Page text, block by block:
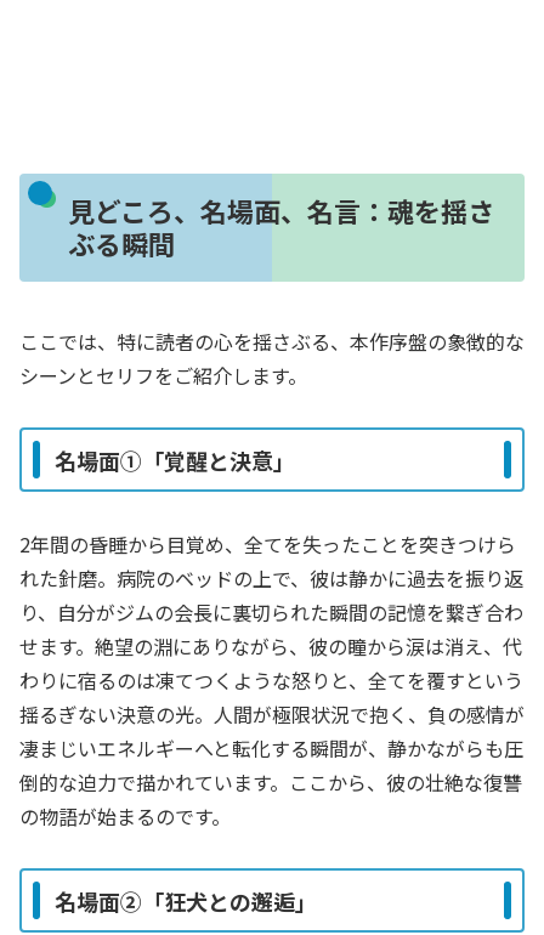
見どころ、名場面、名言：魂を揺さ
ぶる瞬間
ここでは、特に読者の心を揺さぶる、本作序盤の象徴的な
シーンとセリフをご紹介します。
名場面①「覚醒と決意」
2年間の昏睡から目覚め、全てを失ったことを突きつけら
れた針磨。病院のベッドの上で、彼は静かに過去を振り返
り、自分がジムの会長に裏切られた瞬間の記憶を繋ぎ合わ
せます。絶望の淵にありながら、彼の瞳から涙は消え、代
わりに宿るのは凍てつくような怒りと、全てを覆すという
揺るぎない決意の光。人間が極限状況で抱く、負の感情が
凄まじいエネルギーへと転化する瞬間が、静かながらも圧
倒的な迫力で描かれています。ここから、彼の壮絶な復讐
の物語が始まるのです。
名場面②「狂犬との邂逅」